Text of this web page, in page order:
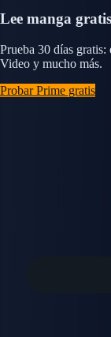
Lee manga
Prueba 30 días
Video y mucho más.
Probar Prime gratis